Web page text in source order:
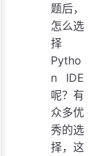
题后，
怎么选
择
Pytho
n IDE
呢？有
众多优
秀的选
择，这